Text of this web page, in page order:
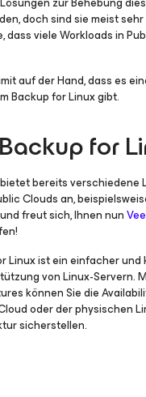
doch sind sie meist
dass viele Workloads in
auf der Hand, dass es
Backupfor Linuxgibt.
for
bereits verschiedene
Clouds an,
freut sich, Ihnen nun
Linuxist ein einfacher und
von Linux-Servern.
können Sie die
oder der physischen
sicherstellen.